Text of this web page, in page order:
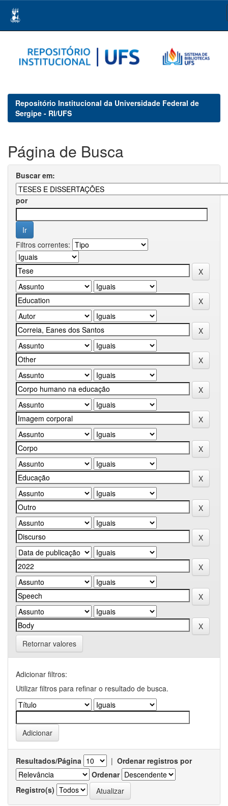
navigation
Repositório Institucional da Universidade Federal de
Sergipe - RI/UFS
Página de Busca
Buscar em:
por
Filtros correntes:
Retornar valores
Adicionar filtros:
Utilizar filtros para refinar o resultado de busca.
Resultados/Página | Ordenar registros por
Ordenar
Registro(s)